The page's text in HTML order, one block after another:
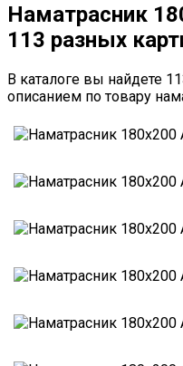
Наматрасник
113 разных
В каталоге вы найдете
описанием по товару